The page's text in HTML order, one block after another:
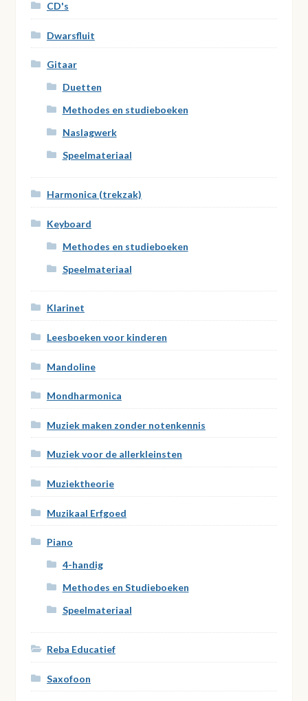
CD's
Dwarsfluit
Gitaar
Duetten
Methodes en studieboeken
Naslagwerk
Speelmateriaal
Harmonica (trekzak)
Keyboard
Methodes en studieboeken
Speelmateriaal
Klarinet
Leesboeken voor kinderen
Mandoline
Mondharmonica
Muziek maken zonder notenkennis
Muziek voor de allerkleinsten
Muziektheorie
Muzikaal Erfgoed
Piano
4-handig
Methodes en Studieboeken
Speelmateriaal
Reba Educatief
Saxofoon